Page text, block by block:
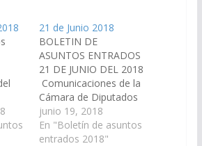
21 de Junio 2018
BOLETIN DE
ASUNTOS ENTRADOS
21 DE JUNIO DEL 2018
Comunicaciones de la
Cámara de Diputados
En sesión del día 5
de junio del corriente
año ha dado Sanción
junio 19, 2018
En "Boletín de asuntos
entrados 2018"